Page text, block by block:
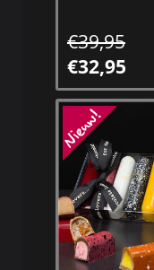
€39,95
€32,95